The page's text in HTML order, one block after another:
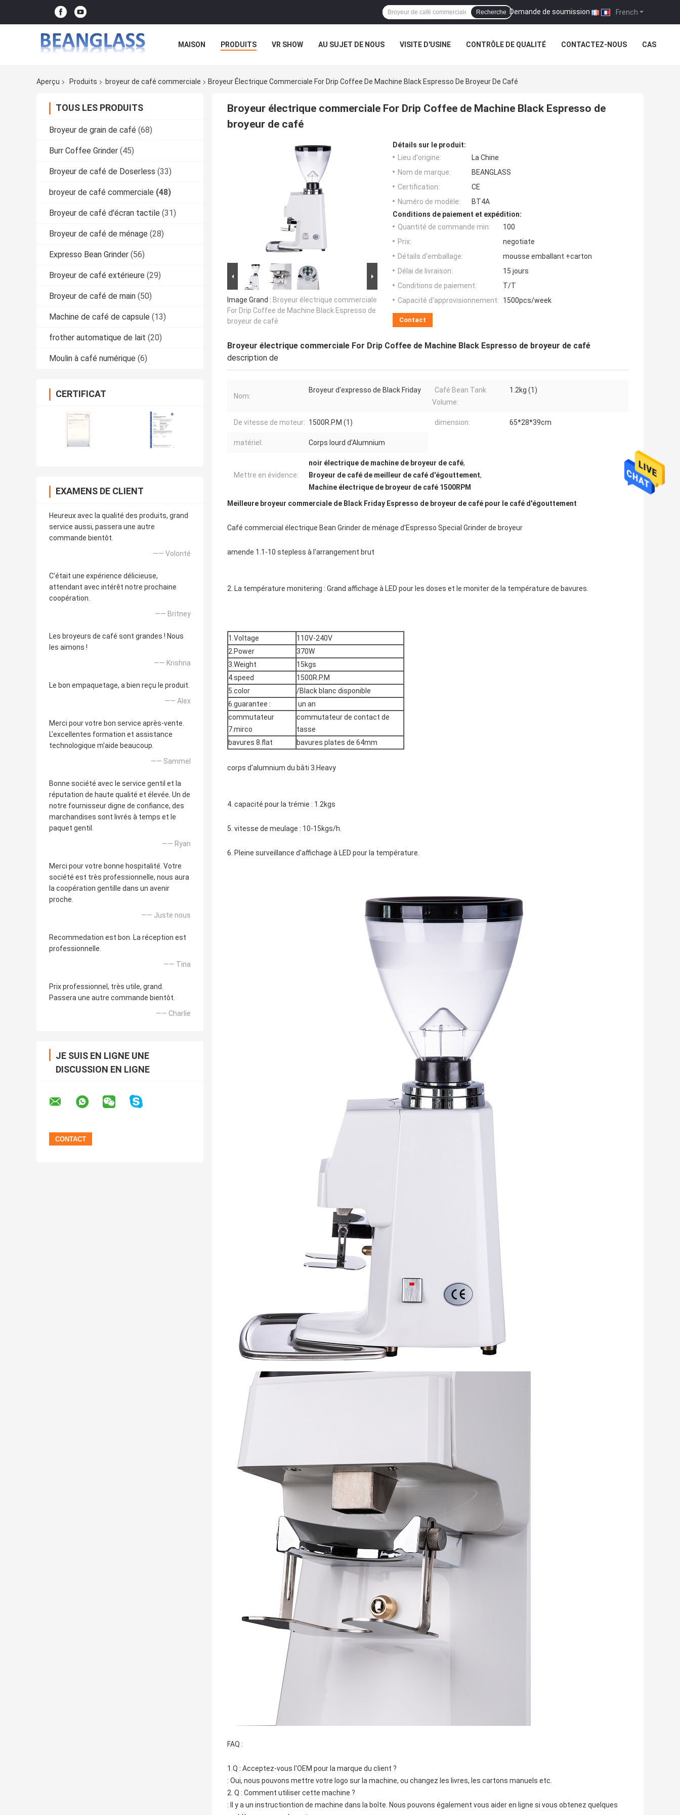
French
Demande de soumission |
Recherche
MAISON PRODUITS VR SHOW AU SUJET DE NOUS VISITE D'USINE CONTRÔLE DE QUALITÉ CONTACTEZ-NOUS CAS
Aperçu Produits broyeur de café commerciale Broyeur Électrique Commerciale For Drip Coffee De Machine Black Espresso De Broyeur De Café
TOUS LES PRODUITS
Broyeur de grain de café (68)
Burr Coffee Grinder (45)
Broyeur de café de Doserless (33)
broyeur de café commerciale (48)
Broyeur de café d'écran tactile (31)
Broyeur de café de ménage (28)
Expresso Bean Grinder (56)
Broyeur de café extérieure (29)
Broyeur de café de main (50)
Machine de café de capsule (13)
frother automatique de lait (20)
Moulin à café numérique (6)
CERTIFICAT
EXAMENS DE CLIENT
Heureux avec la qualité des produits, grand
service aussi, passera une autre
commande bientôt.
—— Volonté
C'était une expérience délicieuse,
attendant avec intérêt notre prochaine
coopération.
—— Britney
Les broyeurs de café sont grandes ! Nous
les aimons !
—— Krishna
Le bon empaquetage, a bien reçu le produit.
—— Alex
Merci pour votre bon service après-vente.
L'excellentes formation et assistance
technologique m'aide beaucoup.
—— Sammel
Bonne société avec le service gentil et la
réputation de haute qualité et élevée. Un de
notre fournisseur digne de confiance, des
marchandises sont livrés à temps et le
paquet gentil.
—— Ryan
Merci pour votre bonne hospitalité. Votre
société est très professionnelle, nous aura
la coopération gentille dans un avenir
proche.
—— Juste nous
Recommedation est bon. La réception est
professionnelle.
—— Tina
Prix professionnel, très utile, grand.
Passera une autre commande bientôt.
—— Charlie
JE SUIS EN LIGNE UNE
DISCUSSION EN LIGNE
Broyeur électrique commerciale For Drip Coffee de Machine Black Espresso de
broyeur de café
Image Grand : Broyeur électrique commerciale
For Drip Coffee de Machine Black Espresso de
broyeur de café
Détails sur le produit:
Lieu d'origine:
La Chine
Nom de marque:
BEANGLASS
Certification:
CE
Numéro de modèle:
BT4A
Conditions de paiement et expédition:
Quantité de commande min:
100
Prix:
negotiate
Détails d'emballage:
mousse emballant +carton
Délai de livraison:
15 jours
Conditions de paiement:
T/T
Capacité d'approvisionnement:
1500pcs/week
Contact
Broyeur électrique commerciale For Drip Coffee de Machine Black Espresso de broyeur de café
description de
Nom:
Broyeur d'expresso de Black Friday
Café Bean Tank
Volume:
1.2kg (1)
De vitesse de moteur: 1500R.P.M (1) dimension: 65*28*39cm
matériel: Corps lourd d'Alumnium
Mettre en évidence:
noir électrique de machine de broyeur de café,
Broyeur de café de meilleur de café d'égouttement,
Machine électrique de broyeur de café 1500RPM
Meilleure broyeur commerciale de Black Friday Espresso de broyeur de café pour le café d'égouttement
Café commercial électrique Bean Grinder de ménage d'Espresso Special Grinder de broyeur
amende 1.1-10 stepless à l'arrangement brut
2. La température monitering : Grand affichage à LED pour les doses et le moniter de la température de bavures.
1.Voltage
110V-240V
2.Power
370W
3.Weight
15kgs
4.speed
1500R.P.M
5.color
/Black blanc disponible
6.guarantee :
un an
commutateur
7.mirco
commutateur de contact de
tasse
bavures 8.flat
bavures plates de 64mm
corps d'alumnium du bâti 3.Heavy
4. capacité pour la trémie : 1.2kgs
5. vitesse de meulage : 10-15kgs/h.
6. Pleine surveillance d'affichage à LED pour la température.
FAQ :
1.Q : Acceptez-vous l'OEM pour la marque du client ?
: Oui, nous pouvons mettre votre logo sur la machine, ou changez les livres, les cartons manuels etc.
2. Q : Comment utiliser cette machine ?
: Il y a un instructiontion de machine dans la boîte. Nous pouvons également vous aider en ligne si vous obtenez quelques